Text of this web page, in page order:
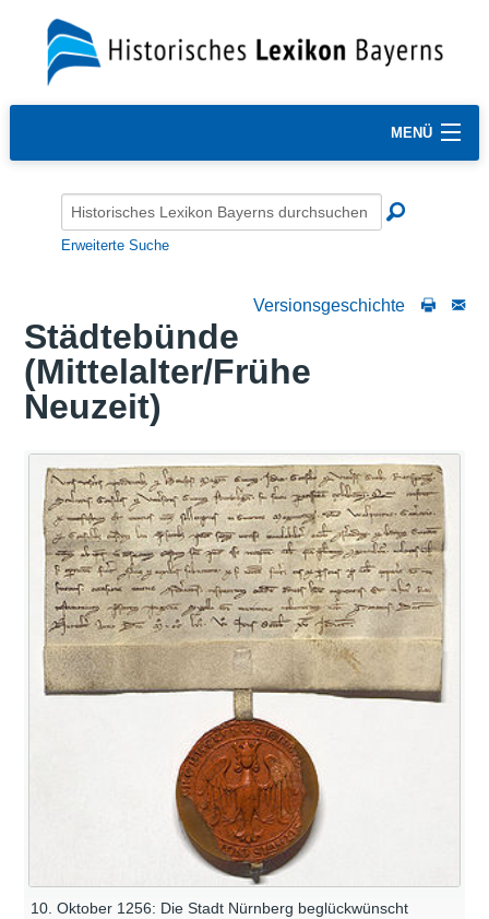
MENÜ
Erweiterte Suche
Versionsgeschichte
Städtebünde
(Mittelalter/Frühe
Neuzeit)
10. Oktober 1256: Die Stadt Nürnberg beglückwünscht